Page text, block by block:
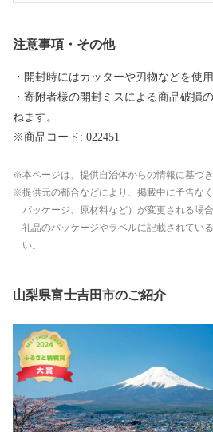
注意事項・その他
・開封時にはカッターや刃物などを使
・寄附者様の開封ミスによる商品破損
ねます。
※商品コード: 022451
本ページは、提供自治体からの情報に基づ
提供元の都合などにより、掲載中に予告な
パッケージ、原材料など）が変更される場
礼品のパッケージやラベルに記載されてい
い。
山梨県富士吉田市のご紹介